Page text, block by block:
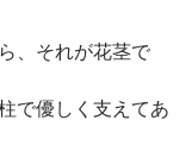
、それが花茎で
で優しく支えてあ